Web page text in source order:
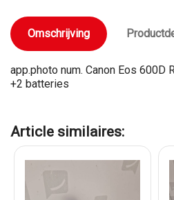
Omschrijving
app.photo num. Canon Eos 600D
+2 batteries
Article similaires: